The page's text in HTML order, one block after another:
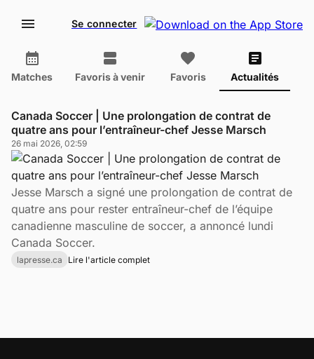
Se connecter
Matches Favoris à venir Favoris Actualités
Canada Soccer | Une prolongation de contrat de
quatre ans pour l’entraîneur-chef Jesse Marsch
26 mai 2026, 02:59
Jesse Marsch a signé une prolongation de contrat de
quatre ans pour rester entraîneur-chef de l’équipe
canadienne masculine de soccer, a annoncé lundi
Canada Soccer.
lapresse.ca Lire l'article complet